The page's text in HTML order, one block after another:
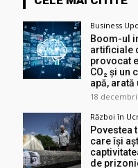
Business
Boom-ul
artificiale
provocat
CO₂ și un
apă, arată
18
Război în
Povestea
care își
de